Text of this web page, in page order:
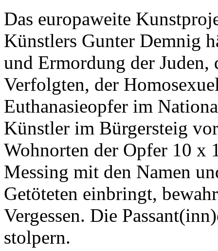
Das europaweite
Künstlers Gunter Demnig
und Ermordung der
Verfolgten, der
Euthanasieopfer im
Künstler im Bürgersteig
Wohnorten der Opfer 10 x
Messing mit den Namen
Getöteten einbringt,
Vergessen. Die
stolpern.